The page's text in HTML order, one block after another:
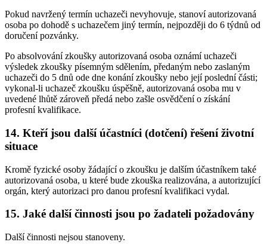
Pokud navržený termín uchazeči nevyhovuje, stanoví autorizovaná
osoba po dohodě s uchazečem jiný termín, nejpozději do 6 týdnů od
doručení pozvánky.
Po absolvování zkoušky autorizovaná osoba oznámí uchazeči
výsledek zkoušky písemným sdělením, předaným nebo zaslaným
uchazeči do 5 dnů ode dne konání zkoušky nebo její poslední části;
vykonal-li uchazeč zkoušku úspěšně, autorizovaná osoba mu v
uvedené lhůtě zároveň předá nebo zašle osvědčení o získání
profesní kvalifikace.
14. Kteří jsou další účastníci (dotčení) řešení životní
situace
Kromě fyzické osoby žádající o zkoušku je dalším účastníkem také
autorizovaná osoba, u které bude zkouška realizována, a autorizující
orgán, který autorizaci pro danou profesní kvalifikaci vydal.
15. Jaké další činnosti jsou po žadateli požadovány
Další činnosti nejsou stanoveny.